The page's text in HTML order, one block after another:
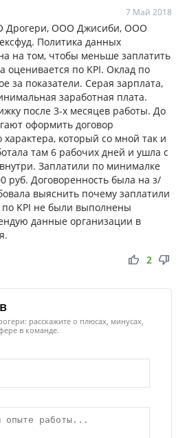
7 Май 2018
Дрогери, ООО Джисиби, ООО
Политика данных
на том, чтобы меньше заплатить
оценивается по KPI. Оклад по
за показатели. Серая зарплата,
заработная плата.
после 3-х месяцев работы. До
оформить договор
характера, который со мной так и
там 6 рабочих дней и ушла с
Заплатили по минималке
руб. Договоренность была на з/
выяснить почему заплатили
по KPI не были выполнены
данные организации в
thumb_up thumb_down
2
расскажите о плюсах, минусах,
в команде.